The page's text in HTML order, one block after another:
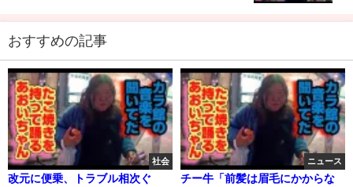
おすすめの記事
社会
改元に便乗、トラブル相次ぐ
ニュース
チー牛「前髪は眉毛にかからな